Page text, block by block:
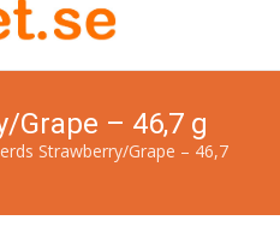
Grape – 46,7 g
Strawberry/Grape – 46,7